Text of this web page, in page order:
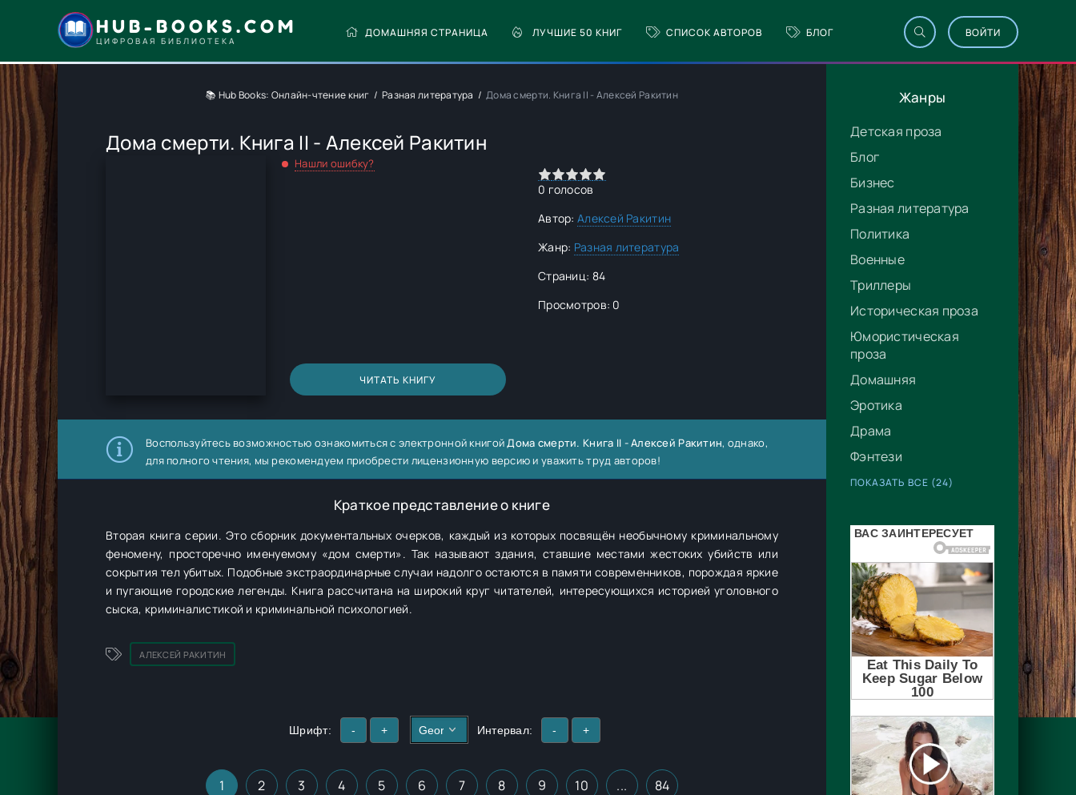
HUB-BOOKS.COM
ЦИФРОВАЯ БИБЛИОТЕКА
ДОМАШНЯЯ СТРАНИЦА ЛУЧШИЕ 50 КНИГ СПИСОК АВТОРОВ БЛОГ ВОЙТИ
Жанры
Детская проза
Блог
Бизнес
Разная литература
Политика
Военные
Триллеры
Историческая проза
Юмористическая
проза
Домашняя
Эротика
Драма
Фэнтези
ПОКАЗАТЬ ВСЕ (24)
📚 Hub Books: Онлайн-чтение книг Разная литература Дома смерти. Книга II - Алексей Ракитин
Дома смерти. Книга II - Алексей Ракитин
Нашли ошибку?
ЧИТАТЬ КНИГУ
0 голосов
Автор: Алексей Ракитин
Жанр: Разная литература
Страниц: 84
Просмотров: 0
Воспользуйтесь возможностью ознакомиться с электронной книгойДома смерти. Книга II - Алексей Ракитин, однако,
для полного чтения, мы рекомендуем приобрести лицензионную версию и уважить труд авторов!
Краткое представление о книге
Вторая книга серии. Это сборник документальных очерков, каждый из которых посвящён необычному криминальному
феномену, просторечно именуемому «дом смерти». Так называют здания, ставшие местами жестоких убийств или
сокрытия тел убитых. Подобные экстраординарные случаи надолго остаются в памяти современников, порождая яркие
и пугающие городские легенды. Книга рассчитана на широкий круг читателей, интересующихся историей уголовного
сыска, криминалистикой и криминальной психологией.
АЛЕКСЕЙ РАКИТИН
Шрифт: - + Интервал: - +
1 2 3 4 5 6 7 8 9 10 ... 84